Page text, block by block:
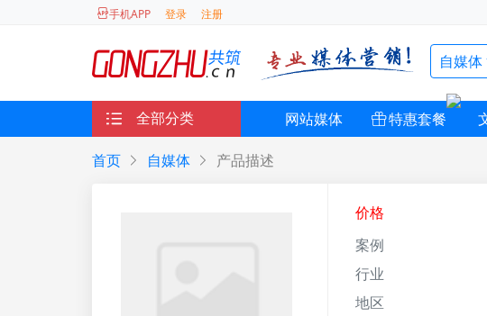
手机APP 登录 注册
自媒体
全部分类 网站媒体 特惠套餐
首页 自媒体 产品描述
价格
案例
行业
地区